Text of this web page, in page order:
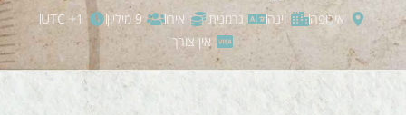
אירופה וינה גרמנית אירו 9 מיליון
UTC +1
אין צורך